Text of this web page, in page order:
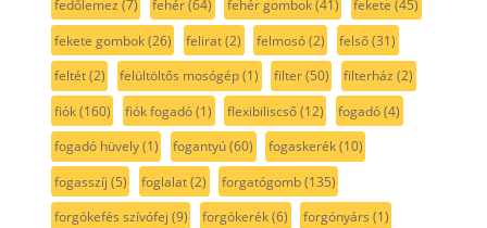
fedőlemez (7) fehér(64) fehér gombok(41) fekete (45)
fekete gombok(26) felirat(2) felmosó(2) felső(31)
feltét(2) felültöltős mosógép(1) filter(50) filterház (2)
fiók(160) fiók fogadó(1) flexibiliscső(12) fogadó(4)
fogadó hüvely(1) fogantyú(60) fogaskerék(10)
fogasszíj (5) foglalat(2) forgatógomb(135)
forgókefés szívófej (9) forgókerék(6) forgónyárs (1)